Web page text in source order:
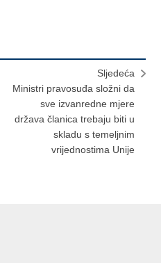
Sljedeća
Ministri pravosuđa složni da
sve izvanredne mjere
država članica trebaju biti u
skladu s temeljnim
vrijednostima Unije